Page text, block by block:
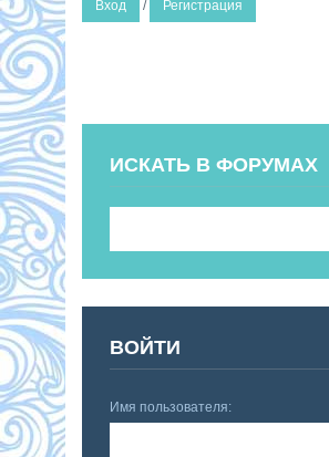
Вход / Регистрация
ИСКАТЬ В ФОРУМАХ
ВОЙТИ
Имя пользователя: